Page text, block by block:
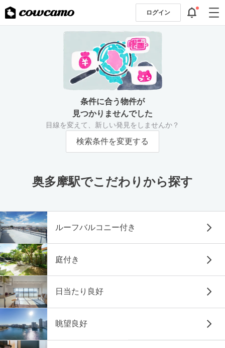
ログイン
条件に合う物件が
見つかりませんでした
目線を変えて、新しい発見をしませんか？
検索条件を変更する
奥多摩駅でこだわりから探す
ルーフバルコニー付き
庭付き
日当たり良好
眺望良好